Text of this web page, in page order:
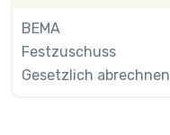
BEMA
Festzuschuss
Gesetzlich abrechnen